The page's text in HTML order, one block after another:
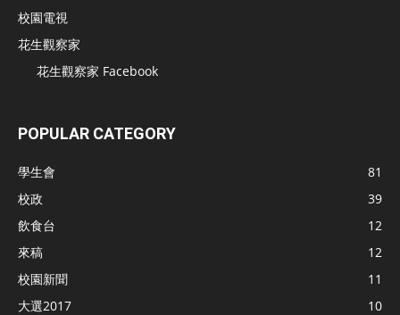
校園電視
花生觀察家
花生觀察家 Facebook
POPULAR CATEGORY
學生會
81
校政
39
飲食台
12
來稿
12
校園新聞
11
大選2017
10